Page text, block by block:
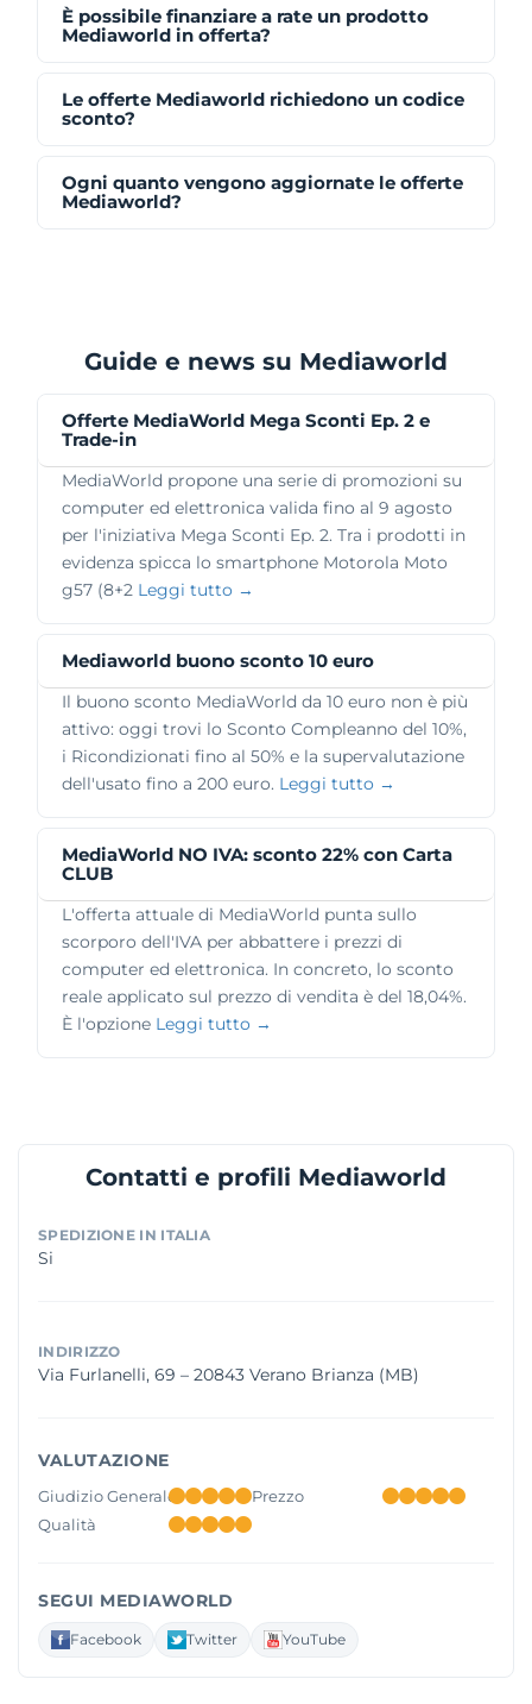
È possibile finanziare a rate un prodotto
Mediaworld in offerta?
Le offerte Mediaworld richiedono un codice
sconto?
Ogni quanto vengono aggiornate le offerte
Mediaworld?
Guide e news su Mediaworld
Offerte MediaWorld Mega Sconti Ep. 2 e
Trade-in
MediaWorld propone una serie di promozioni su
computer ed elettronica valida fino al 9 agosto
per l'iniziativa Mega Sconti Ep. 2. Tra i prodotti in
evidenza spicca lo smartphone Motorola Moto
g57 (8+2 Leggi tutto →
Mediaworld buono sconto 10 euro
Il buono sconto MediaWorld da 10 euro non è più
attivo: oggi trovi lo Sconto Compleanno del 10%,
i Ricondizionati fino al 50% e la supervalutazione
dell'usato fino a 200 euro. Leggi tutto →
MediaWorld NO IVA: sconto 22% con Carta
CLUB
L'offerta attuale di MediaWorld punta sullo
scorporo dell'IVA per abbattere i prezzi di
computer ed elettronica. In concreto, lo sconto
reale applicato sul prezzo di vendita è del 18,04%.
È l'opzione Leggi tutto →
Contatti e profili Mediaworld
SPEDIZIONE IN ITALIA
Si
INDIRIZZO
Via Furlanelli, 69 – 20843 Verano Brianza (MB)
VALUTAZIONE
Giudizio Generale
Prezzo
Qualità
SEGUI MEDIAWORLD
Facebook Twitter YouTube